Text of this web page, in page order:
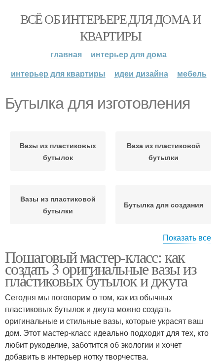
ВСЁ ОБ ИНТЕРЬЕРЕ ДЛЯ ДОМА И
КВАРТИРЫ
главная
интерьер для дома
интерьер для квартиры
идеи дизайна мебель
Бутылка для изготовления
Вазы из пластиковых
бутылок
Ваза из пластиковой
бутылки
Вазы из пластиковой
бутылки
Бутылка для создания
Пластиковая бутылка
обмоткой
Ваза из бутылки
Вазочка из пластиковой
бутылки
Вазочки из пластиковой
Бутылки для
Показать все
Пошаговый мастер-класс: как
создать 3 оригинальные вазы из
пластиковых бутылок и джута
Сегодня мы поговорим о том, как из обычных
пластиковых бутылок и джута можно создать
оригинальные и стильные вазы, которые украсят ваш
дом. Этот мастер-класс идеально подходит для тех, кто
любит рукоделие, заботится об экологии и хочет
добавить в интерьер нотку творчества.